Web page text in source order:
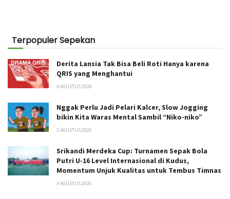
Terpopuler Sepekan
Derita Lansia Tak Bisa Beli Roti Hanya karena
QRIS yang Menghantui
4 AGUSTUS 2026
Nggak Perlu Jadi Pelari Kalcer, Slow Jogging
bikin Kita Waras Mental Sambil “Niko-niko”
3 AGUSTUS 2026
Srikandi Merdeka Cup: Turnamen Sepak Bola
Putri U-16 Level Internasional di Kudus,
Momentum Unjuk Kualitas untuk Tembus Timnas
3 AGUSTUS 2026